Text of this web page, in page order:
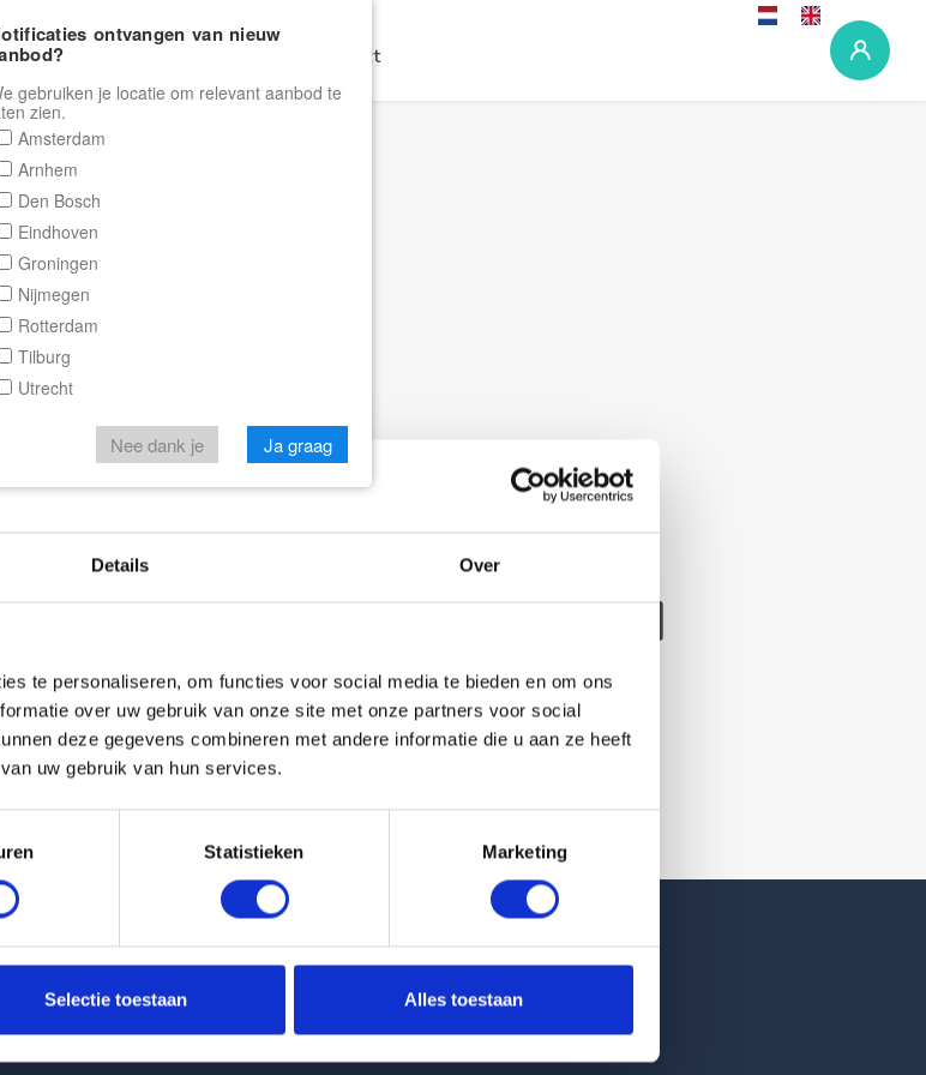
Details Over
te personaliseren, om functies voor social media te bieden en om ons
over uw gebruik van onze site met onze partners voor social
deze gegevens combineren met andere informatie die u aan ze heeft
uw gebruik van hun services.
Statistieken Marketing
Selectie toestaan Alles toestaan
Zoeken Contact
verhuurd/verwijderd
Pagina niet gevonden
naar woningoverzicht
Reviews
ontvangen van nieuw
gebruiken je locatie om relevant aanbod te
zien.
Amsterdam
Arnhem
Den Bosch
Eindhoven
Groningen
Nijmegen
Rotterdam
Tilburg
Utrecht
Nee dank je Ja graag